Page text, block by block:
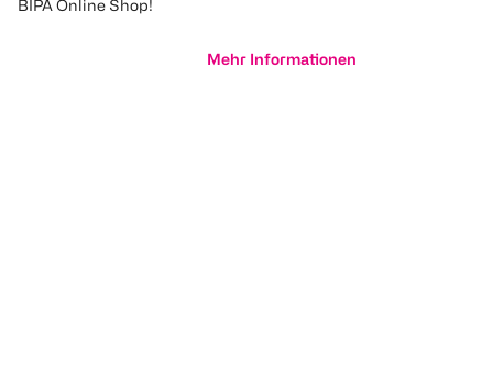
BIPA Online Shop!
Mehr Informationen